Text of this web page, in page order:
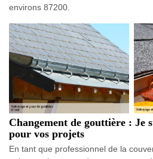
environs 87200.
Changement de gouttière : Je
pour vos projets
En tant que professionnel de la